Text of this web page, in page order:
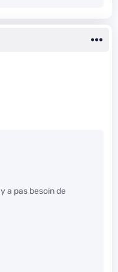
a pas besoin de